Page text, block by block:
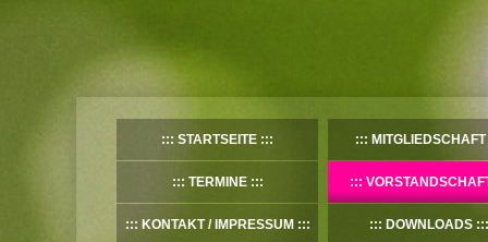
STARTSEITE MITGLIEDSCHAFT
TERMINE
KONTAKT / IMPRESSUM DOWNLOADS